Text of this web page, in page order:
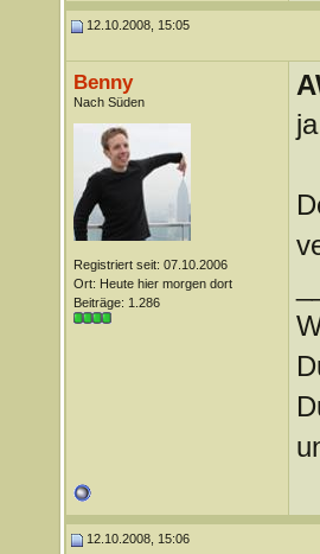
12.10.2008, 15:05
Benny
Nach Süden
Registriert seit: 07.10.2006
Ort: Heute hier morgen dort
Beiträge: 1.286
12.10.2008, 15:06